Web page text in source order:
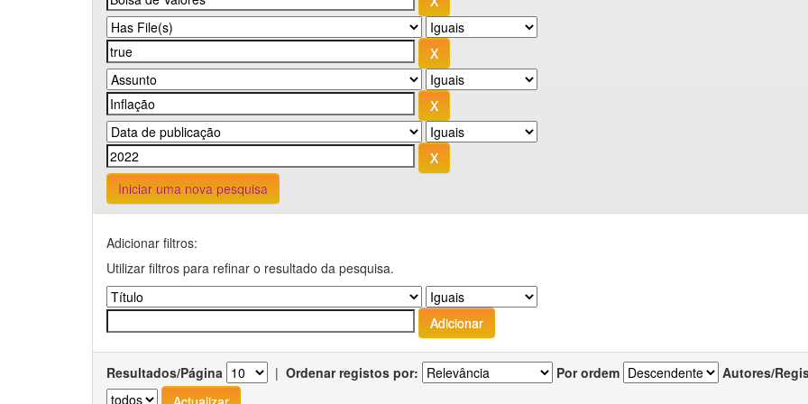
Iniciar uma nova pesquisa
Adicionar filtros:
Utilizar filtros para refinar o resultado da pesquisa.
Resultados/Página | Ordenar registos por: Por ordem Autores/